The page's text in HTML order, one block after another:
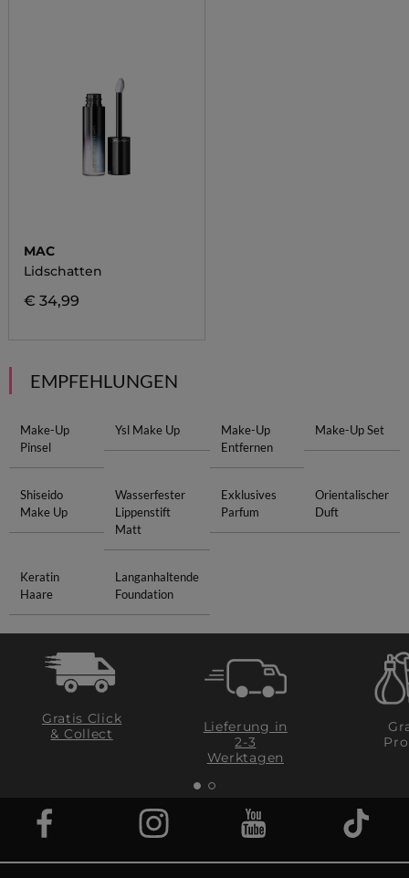
MAC
Lidschatten
€ 34,99
EMPFEHLUNGEN
Make-Up
Pinsel
Ysl Make Up
Make-Up
Entfernen
Make-Up Set
Shiseido
Make Up
Wasserfester
Lippenstift
Matt
Exklusives
Parfum
Orientalischer
Duft
Keratin
Haare
Langanhaltende
Foundation
Gratis Click
& Collect
Lieferung in
2-3
Werktagen